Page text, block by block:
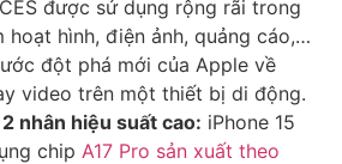
được sử dụng rộng rãi trong
hoạt hình, điện ảnh, quảng cáo,…
đột phá mới của Apple về
video trên một thiết bị di động.
nhân hiệu suất cao: iPhone 15
chip A17 Pro sản xuất theo